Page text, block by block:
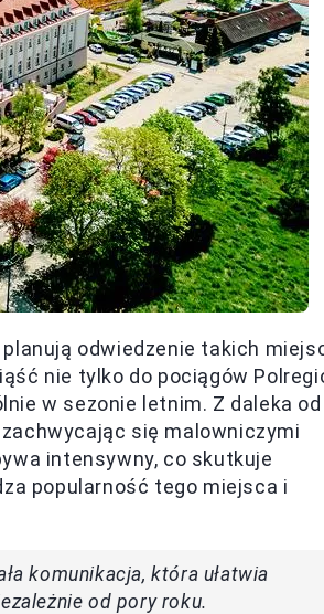
odwiedzenie takich
nie tylko do pociągów
w sezonie letnim. Z daleka od
się malowniczymi
intensywny, co skutkuje
popularność tego miejsca i
komunikacja, która ułatwia
od pory roku.